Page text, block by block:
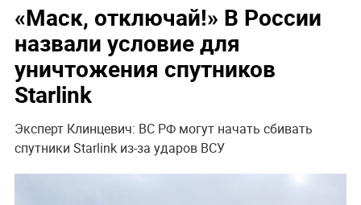
«Маск, отключай!» В России
назвали условие для
уничтожения спутников
Starlink
Эксперт Клинцевич: ВС РФ могут начать сбивать
спутники Starlink из-за ударов ВСУ